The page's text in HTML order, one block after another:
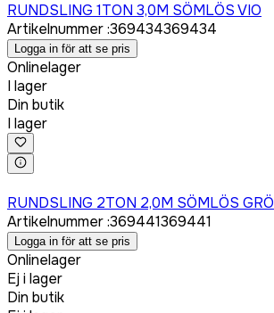
RUNDSLING 1TON 3,0M SÖMLÖS VIO
Artikelnummer:369434369434
Logga in för att se pris
Onlinelager
I lager
Din butik
I lager
RUNDSLING 2TON 2,0M SÖMLÖS GRÖ
Artikelnummer:369441369441
Logga in för att se pris
Onlinelager
Ej i lager
Din butik